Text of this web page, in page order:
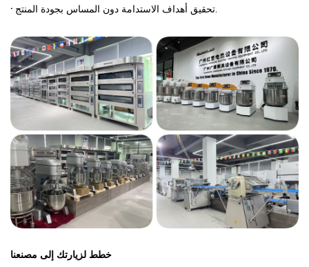
·
تحقيق أهداف الاستدامة دون المساس بجودة المنتج.
خطط لزيارتك إلى مصنعنا